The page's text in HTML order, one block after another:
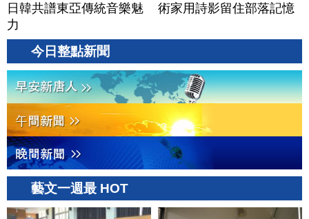
日韓共譜東亞傳統音樂魅
力
術家用詩影留住部落記憶
今日整點新聞
藝文一週最 HOT